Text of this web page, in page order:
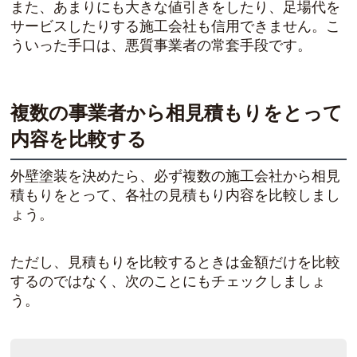
また、あまりにも大きな値引きをしたり、足場代を
サービスしたりする施工会社も信用できません。こ
ういった手口は、悪質事業者の常套手段です。
複数の事業者から相見積もりをとって
内容を比較する
外壁塗装を決めたら、必ず複数の施工会社から相見
積もりをとって、各社の見積もり内容を比較しまし
ょう。
ただし、見積もりを比較するときは金額だけを比較
するのではなく、次のことにもチェックしましょ
う。